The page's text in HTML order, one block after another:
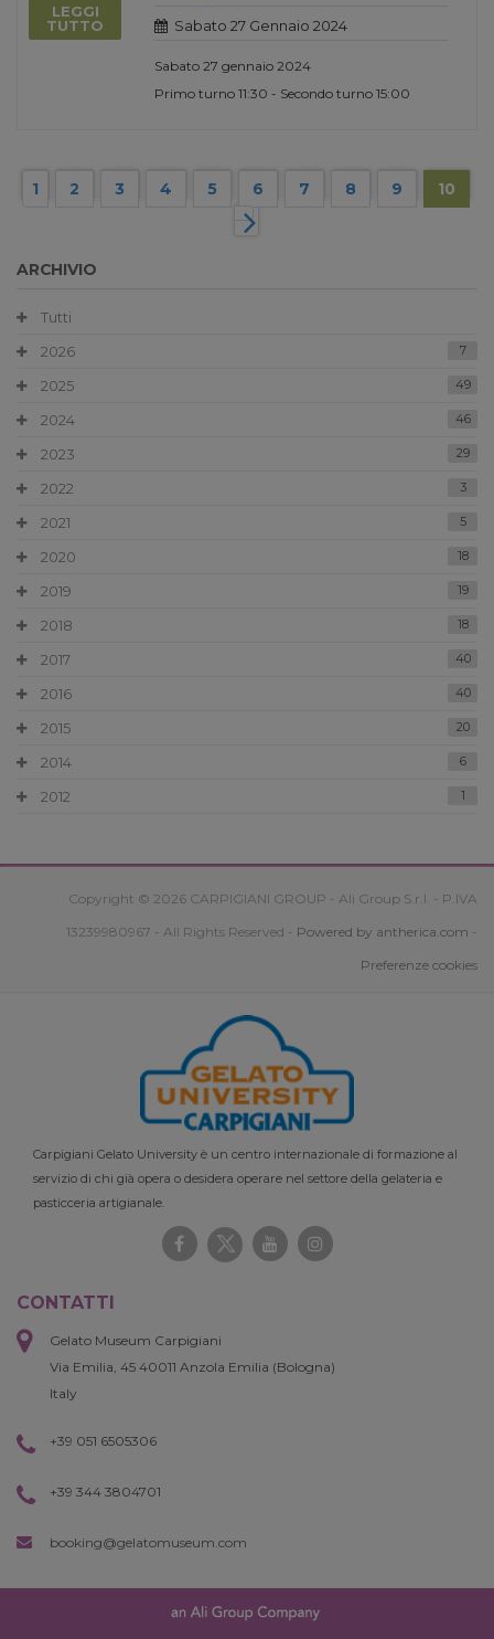
LEGGI
TUTTO
Sabato 27 Gennaio 2024
Sabato 27 gennaio 2024
Primo turno 11:30 - Secondo turno 15:00
1 2 3 4 5 6 7 8 9 10
ARCHIVIO
Tutti
2026
7
2025 49
2024 46
2023 29
2022 3
2021 5
2020 18
2019 19
2018 18
2017 40
2016 40
2015 20
2014 6
2012 1
Copyright © 2026 CARPIGIANI GROUP - Ali Group S.r.l. - P.IVA
13239980967 - All Rights Reserved - Powered by antherica.com -
Preferenze cookies
Carpigiani Gelato University è un centro internazionale di formazione al
servizio di chi già opera o desidera operare nel settore della gelateria e
pasticceria artigianale.
CONTATTI
Gelato Museum Carpigiani
Via Emilia, 45 40011 Anzola Emilia (Bologna)
Italy
+39 051 6505306
+39 344 3804701
booking@gelatomuseum.com